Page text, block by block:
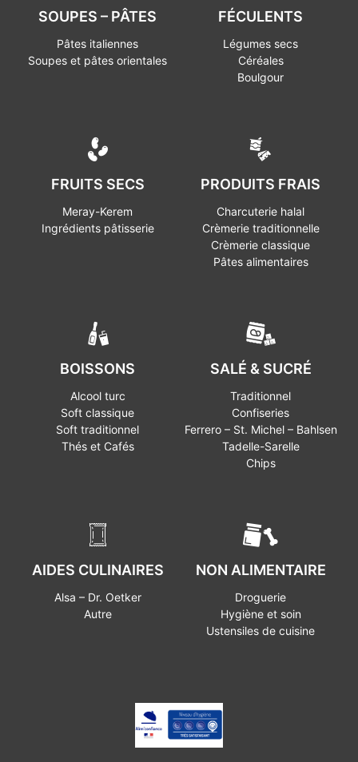
SOUPES – PÂTES
Pâtes italiennes
Soupes et pâtes orientales
FÉCULENTS
Légumes secs
Céréales
Boulgour
FRUITS SECS
Meray-Kerem
Ingrédients pâtisserie
PRODUITS FRAIS
Charcuterie halal
Crèmerie traditionnelle
Crèmerie classique
Pâtes alimentaires
BOISSONS
Alcool turc
Soft classique
Soft traditionnel
Thés et Cafés
SALÉ & SUCRÉ
Traditionnel
Confiseries
Ferrero – St. Michel – Bahlsen
Tadelle-Sarelle
Chips
AIDES CULINAIRES
Alsa – Dr. Oetker
Autre
NON ALIMENTAIRE
Droguerie
Hygiène et soin
Ustensiles de cuisine